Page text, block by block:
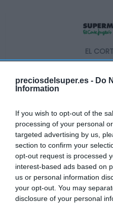
preciosdelsuper.es - Do
Information
If you wish to opt-out of the
processing of your personal
targeted advertising by us,
section to confirm your
opt-out request is processed
interest-based ads based on
us or personal information
your opt-out. You may
disclosure of your personal
EL
Detalles del
Categoría